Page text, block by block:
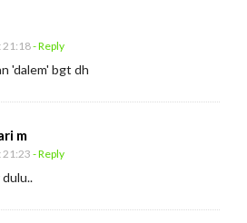
21:18- Reply
'dalem' bgt dh
m
21:23 - Reply